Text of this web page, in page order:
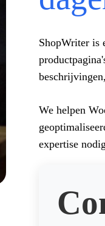
ShopWriter is
We helpen
expertise